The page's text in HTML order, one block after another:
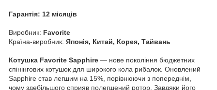
Гарантія: 12 місяців
Виробник: Favorite
Країна-виробник: Японія, Китай, Корея, Тайвань
Котушка Favorite Sapphire — нове покоління бюджетних
спінінгових котушок для широкого кола рибалок. Оновлений
Sapphire став легшим на 15%, порівнюючи з попереднім,
чому здебільшого сприяв полегшений ротор. Завдяки його